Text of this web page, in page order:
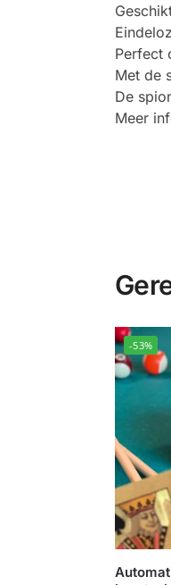
Perfect
Met de
De
Meer
-53%